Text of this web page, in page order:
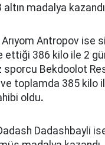
altın madalya kazandı
Antropov ise
ettiği 386 kilo ile 2
sporcu Bekdoolot
toplamda 385 kilo
oldu.
Dadashbayli